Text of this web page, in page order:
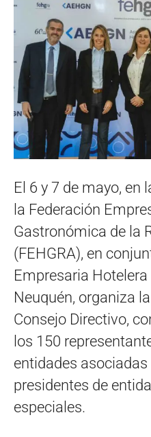
El 6 y 7 de mayo, en
la Federación
Gastronómica de la
(FEHGRA), en
Empresaria
Neuquén, organiza
Consejo Directivo,
los 150
entidades asociadas
presidentes de
especiales.